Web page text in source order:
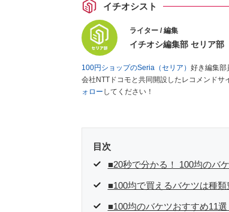
イチオシスト
ライター / 編集
イチオシ編集部 セリア部
100円ショップのSeria（セリア） 好き編集部
会社NTTドコモと共同開設したレコメンドサ
ォロー してください！
目次
■20秒で分かる！ 100均のバ
■100均で買えるバケツは種
■100均のバケツおすすめ11